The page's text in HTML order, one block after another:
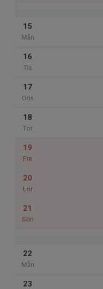
15
Mån
16
Tis
17
Ons
18
Tor
19
Fre
20
Lör
21
Sön
22
Mån
23